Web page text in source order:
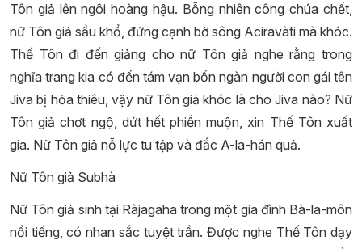
Tôn giả lên ngôi hoàng hậu. Bỗng nhiên công chúa chết,
nữ Tôn giả sầu khổ, đứng cạnh bờ sông Aciravàti mà khóc.
Thế Tôn đi đến giảng cho nữ Tôn giả nghe rằng trong
nghĩa trang kia có đến tám vạn bốn ngàn người con gái tên
Jiva bị hỏa thiêu, vậy nữ Tôn giả khóc là cho Jiva nào? Nữ
Tôn giả chợt ngộ, dứt hết phiền muộn, xin Thế Tôn xuất
gia. Nữ Tôn giả nỗ lực tu tập và đắc A-la-hán quả.
Nữ Tôn giả Subhà
Nữ Tôn giả sinh tại Ràjagaha trong một gia đình Bà-la-môn
nổi tiếng, có nhan sắc tuyệt trần. Được nghe Thế Tôn dạy